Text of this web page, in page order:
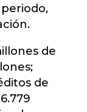
de
de